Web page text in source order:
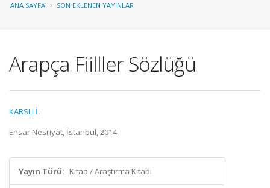
ANA SAYFA SON EKLENEN YAYINLAR
Arapça Fiilller Sözlüğü
KARSLI İ.
Ensar Nesriyat, İstanbul, 2014
Yayın Türü: Kitap / Araştırma Kitabı